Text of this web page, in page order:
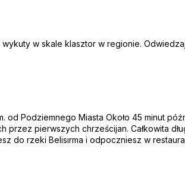
w skale klasztor w regionie.
od Podziemnego Miasta Około 45 minut
przez pierwszych chrześcijan. Całkowita
do rzeki Belisırma i odpoczniesz w